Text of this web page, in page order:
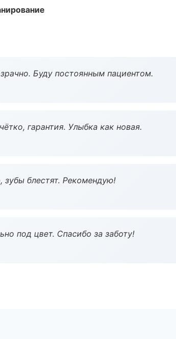
Буду постоянным пациентом.
гарантия. Улыбка как новая.
зубы блестят. Рекомендую!
под цвет. Спасибо за заботу!